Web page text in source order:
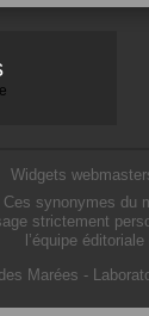
Widgets
synonymes
strictement
l’équipe
Marées -